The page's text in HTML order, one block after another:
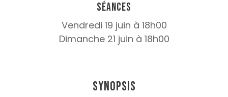
Séances
Vendredi 19 juin à 18h00
Dimanche 21 juin à 18h00
Synopsis